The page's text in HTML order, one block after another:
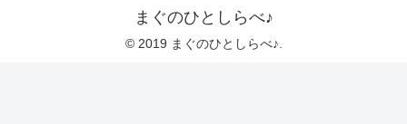
まぐのひとしらべ♪
© 2019 まぐのひとしらべ♪.